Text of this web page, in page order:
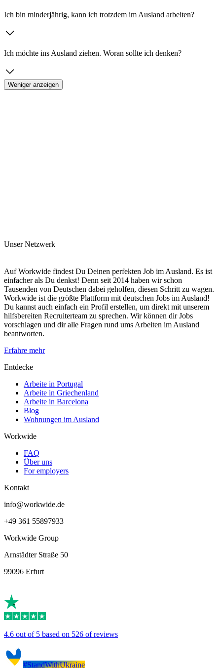
Ich bin minderjährig, kann ich trotzdem im Ausland arbeiten?
Ich möchte ins Ausland ziehen. Woran sollte ich denken?
Weniger anzeigen
Unser Netzwerk
Auf Workwide findest Du Deinen perfekten Job im Ausland. Es ist
einfacher als Du denkst! Denn seit 2014 haben wir schon
Tausenden von Deutschen dabei geholfen, diesen Schritt zu wagen.
Workwide ist die größte Plattform mit deutschen Jobs im Ausland!
Du kannst auch einfach ein Profil erstellen, um direkt mit unserem
hilfsbereiten Recruiterteam zu sprechen. Wir können dir Jobs
vorschlagen und dir alle Fragen rund ums Arbeiten im Ausland
beantworten.
Erfahre mehr
Entdecke
Arbeite in Portugal
Arbeite in Griechenland
Arbeite in Barcelona
Blog
Wohnungen im Ausland
Workwide
FAQ
Über uns
For employers
Kontakt
info@workwide.de
+49 361 55897933
Workwide Group
Arnstädter Straße 50
99096 Erfurt
4.6 out of 5 based on 526 of reviews
#StandWithUkraine